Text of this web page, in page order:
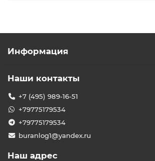
Информация
Наши контакты
+7 (495) 989-16-51
+79775179534
+79775179534
buranlog1@yandex.ru
Наш адрес